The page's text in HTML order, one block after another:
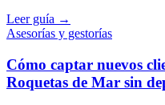
Leer guía →
Asesorías y gestorías
Cómo captar nuevos
Roquetas de Mar sin